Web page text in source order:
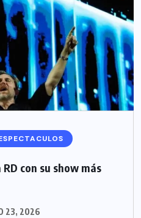
con su show más
23, 2026